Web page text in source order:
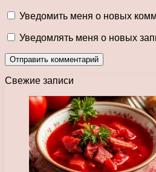
Уведомить меня о новых
Уведомлять меня о новых
Свежие записи